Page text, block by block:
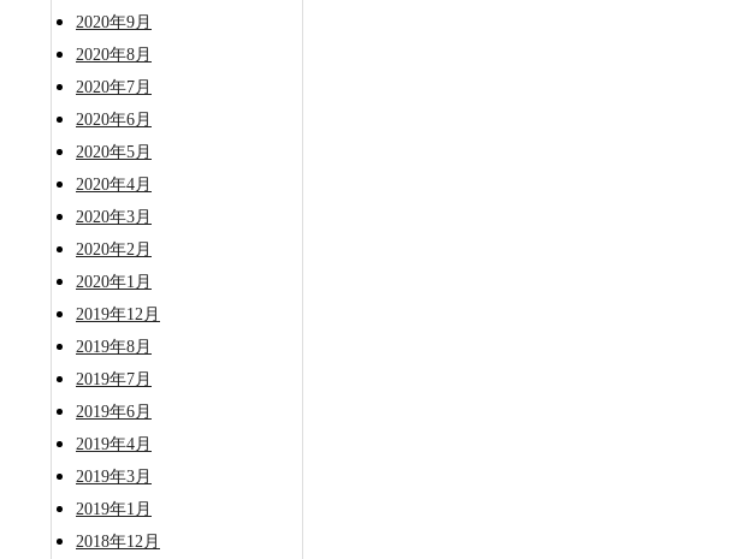
2020年9月
2020年8月
2020年7月
2020年6月
2020年5月
2020年4月
2020年3月
2020年2月
2020年1月
2019年12月
2019年8月
2019年7月
2019年6月
2019年4月
2019年3月
2019年1月
2018年12月